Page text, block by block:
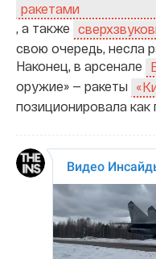
ракетами
, а также
свою очередь, несла
Наконец, в арсенале
оружие» — ракеты
позиционировала как